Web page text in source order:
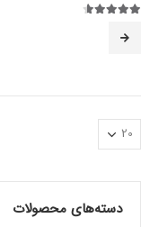
دسته‌های محصولات